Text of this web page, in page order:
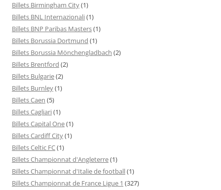
Billets Birmingham City(1)
Billets BNL Internazionali(1)
Billets BNP Paribas Masters(1)
Billets Borussia Dortmund (1)
Billets Borussia Mönchengladbach (2)
Billets Brentford (2)
Billets Bulgarie(2)
Billets Burnley(1)
Billets Caen (5)
Billets Cagliari(1)
Billets Capital One(1)
Billets Cardiff City(1)
Billets Celtic FC(1)
Billets Championnat d'Angleterre(1)
Billets Championnat d'Italie de football(1)
Billets Championnat de France Ligue 1 (327)